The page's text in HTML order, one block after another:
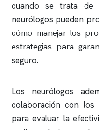
cuando se trata de
neurólogos pueden
cómo manejar los
estrategias para
seguro.
Los neurólogos
colaboración con los
para evaluar la